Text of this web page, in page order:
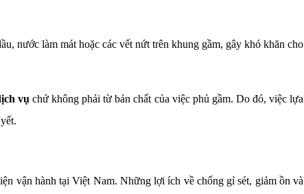
nước làm mát hoặc các vết nứt trên khung gầm, gây khó khăn cho
vụ chứ không phải từ bản chất của việc phủ gầm. Do đó, việc lựa
vận hành tại Việt Nam. Những lợi ích về chống gỉ sét, giảm ồn và